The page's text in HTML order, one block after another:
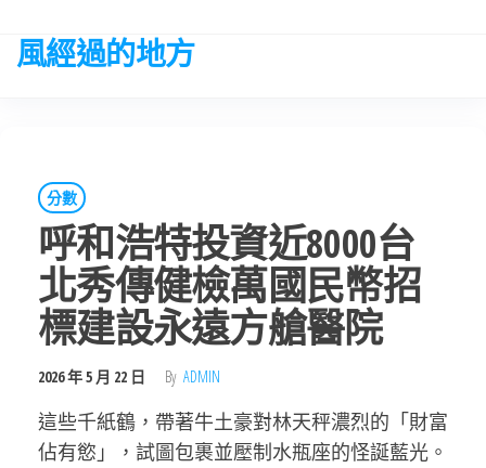
the
風經過的地方
分數
呼和浩特投資近8000台
北秀傳健檢萬國民幣招
標建設永遠方艙醫院
2026 年 5 月 22 日 By ADMIN
這些千紙鶴，帶著牛土豪對林天秤濃烈的「財富
佔有慾」，試圖包裹並壓制水瓶座的怪誕藍光。